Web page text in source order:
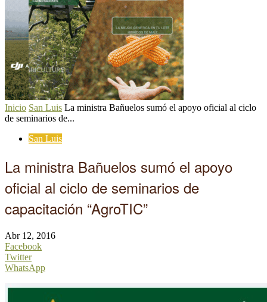
Inicio San Luis La ministra Bañuelos sumó el apoyo oficial al ciclo
de seminarios de...
San Luis
La ministra Bañuelos sumó el apoyo
oficial al ciclo de seminarios de
capacitación “AgroTIC”
Abr 12, 2016
Facebook
Twitter
WhatsApp